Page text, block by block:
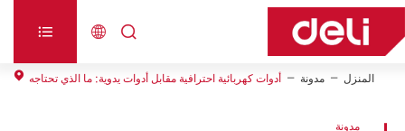



المنزل مدونة أدوات كهربائية احترافية مقابل أدوات يدوية: ما الذي تحتاجه
مدونة